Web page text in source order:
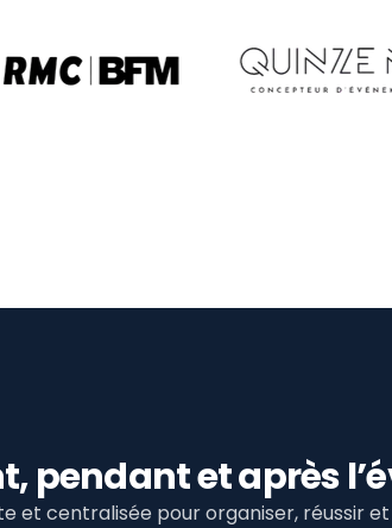
pendant et après
et centralisée pour organiser, réussir